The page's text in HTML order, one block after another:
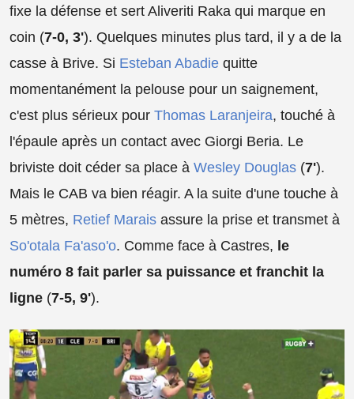
fixe la défense et sert Aliveriti Raka qui marque en
coin (7-0, 3'). Quelques minutes plus tard, il y a de la
casse à Brive. Si Esteban Abadie quitte
momentanément la pelouse pour un saignement,
c'est plus sérieux pour Thomas Laranjeira, touché à
l'épaule après un contact avec Giorgi Beria. Le
briviste doit céder sa place à Wesley Douglas (7').
Mais le CAB va bien réagir. A la suite d'une touche à
5 mètres, Retief Marais assure la prise et transmet à
So'otala Fa'aso'o. Comme face à Castres, le
numéro 8 fait parler sa puissance et franchit la
ligne (7-5, 9').